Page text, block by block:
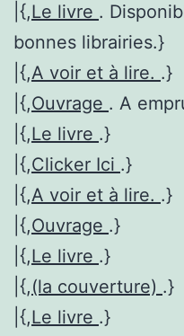
|{,Le livre .
bonnes librairies.}
|{,A voir et à lire. .}
|{,Ouvrage . A
|{,Le livre .}
|{,Clicker Ici .}
|{,A voir et à lire. .}
|{,Ouvrage .}
|{,Le livre .}
|{,(la couverture) .}
|{,Le livre .}